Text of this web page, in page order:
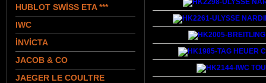
HUBLOT SWİSS ETA ***
IWC
İNVİCTA
JACOB & CO
JAEGER LE COULTRE